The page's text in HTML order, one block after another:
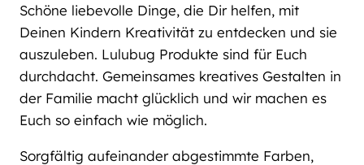
Schöne liebevolle Dinge, die Dir helfen, mit
Deinen Kindern Kreativität zu entdecken und sie
auszuleben. Lulubug Produkte sind für Euch
durchdacht. Gemeinsames kreatives Gestalten in
der Familie macht glücklich und wir machen es
Euch so einfach wie möglich.
Sorgfältig aufeinander abgestimmte Farben,